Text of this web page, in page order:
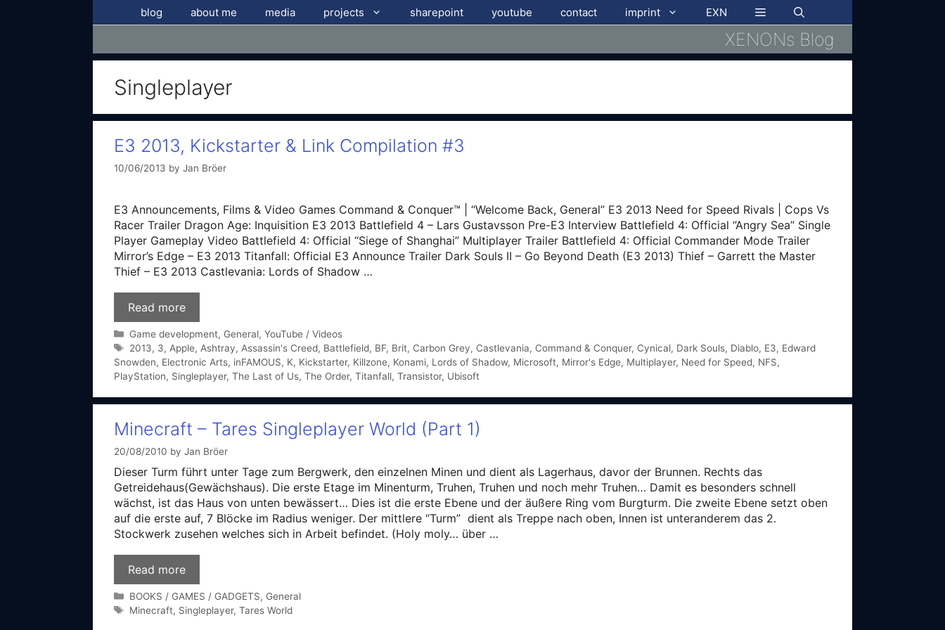
blog about me media projects sharepoint youtube contact imprint EXN
XENONs Blog
Singleplayer
E3 2013, Kickstarter & Link Compilation #3
10/06/2013 by Jan Bröer
E3 Announcements, Films & Video Games Command & Conquer™ | “Welcome Back, General” E3 2013 Need for Speed Rivals | Cops Vs
Racer Trailer Dragon Age: Inquisition E3 2013 Battlefield 4 – Lars Gustavsson Pre-E3 Interview Battlefield 4: Official “Angry Sea” Single
Player Gameplay Video Battlefield 4: Official “Siege of Shanghai” Multiplayer Trailer Battlefield 4: Official Commander Mode Trailer
Mirror’s Edge – E3 2013 Titanfall: Official E3 Announce Trailer Dark Souls II – Go Beyond Death (E3 2013) Thief – Garrett the Master
Thief – E3 2013 Castlevania: Lords of Shadow …
Read more
Categories
Game development, General, YouTube / Videos
Tags
2013, 3, Apple, Ashtray, Assassin's Creed, Battlefield, BF, Brit, Carbon Grey, Castlevania, Command & Conquer, Cynical, Dark Souls, Diablo, E3, Edward
Snowden, Electronic Arts, inFAMOUS, K, Kickstarter, Killzone, Konami, Lords of Shadow, Microsoft, Mirror's Edge, Multiplayer, Need for Speed, NFS,
PlayStation, Singleplayer, The Last of Us, The Order, Titanfall, Transistor, Ubisoft
Minecraft – Tares Singleplayer World (Part 1)
20/08/2010 by Jan Bröer
Dieser Turm führt unter Tage zum Bergwerk, den einzelnen Minen und dient als Lagerhaus, davor der Brunnen. Rechts das
Getreidehaus(Gewächshaus). Die erste Etage im Minenturm, Truhen, Truhen und noch mehr Truhen… Damit es besonders schnell
wächst, ist das Haus von unten bewässert… Dies ist die erste Ebene und der äußere Ring vom Burgturm. Die zweite Ebene setzt oben
auf die erste auf, 7 Blöcke im Radius weniger. Der mittlere “Turm” dient als Treppe nach oben, Innen ist unteranderem das 2.
Stockwerk zusehen welches sich in Arbeit befindet. (Holy moly… über …
Read more
Categories
BOOKS / GAMES / GADGETS, General
Tags
Minecraft, Singleplayer, Tares World